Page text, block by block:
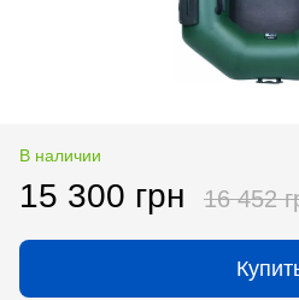
В наличии
15 300 грн 16 452